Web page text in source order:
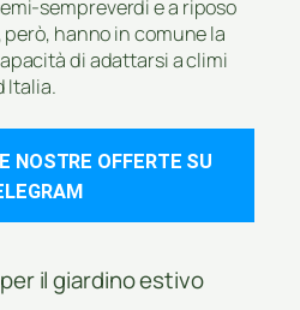
sempreverdi e a riposo
hanno in comune la
di adattarsi a climi
Italia.
NOSTRE OFFERTE SU
il giardino estivo